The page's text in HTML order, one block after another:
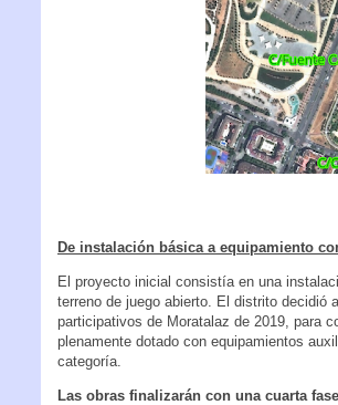
De instalación básica a equipamiento
El proyecto inicial consistía en una
terreno de juego abierto. El distrito decidió
participativos de Moratalaz de 2019, para
plenamente dotado con equipamientos
categoría.
Las obras finalizarán con una cuarta fase